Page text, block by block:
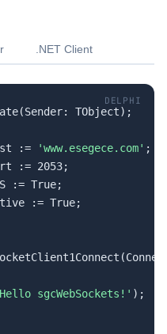
.NET Client
DELPHI
:=
'www.esegece.com' ;
:= 2053;
:= True;
sgcWebSockets!'